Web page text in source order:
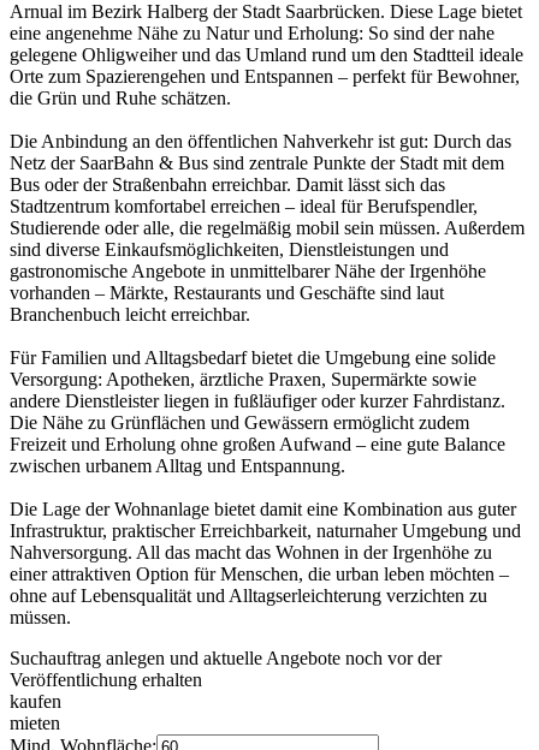
Arnual im Bezirk Halberg der Stadt Saarbrücken. Diese Lage bietet
eine angenehme Nähe zu Natur und Erholung: So sind der nahe
gelegene Ohligweiher und das Umland rund um den Stadtteil ideale
Orte zum Spazierengehen und Entspannen – perfekt für Bewohner,
die Grün und Ruhe schätzen.
Die Anbindung an den öffentlichen Nahverkehr ist gut: Durch das
Netz der SaarBahn & Bus sind zentrale Punkte der Stadt mit dem
Bus oder der Straßenbahn erreichbar. Damit lässt sich das
Stadtzentrum komfortabel erreichen – ideal für Berufspendler,
Studierende oder alle, die regelmäßig mobil sein müssen. Außerdem
sind diverse Einkaufsmöglichkeiten, Dienstleistungen und
gastronomische Angebote in unmittelbarer Nähe der Irgenhöhe
vorhanden – Märkte, Restaurants und Geschäfte sind laut
Branchenbuch leicht erreichbar.
Für Familien und Alltagsbedarf bietet die Umgebung eine solide
Versorgung: Apotheken, ärztliche Praxen, Supermärkte sowie
andere Dienstleister liegen in fußläufiger oder kurzer Fahrdistanz.
Die Nähe zu Grünflächen und Gewässern ermöglicht zudem
Freizeit und Erholung ohne großen Aufwand – eine gute Balance
zwischen urbanem Alltag und Entspannung.
Die Lage der Wohnanlage bietet damit eine Kombination aus guter
Infrastruktur, praktischer Erreichbarkeit, naturnaher Umgebung und
Nahversorgung. All das macht das Wohnen in der Irgenhöhe zu
einer attraktiven Option für Menschen, die urban leben möchten –
ohne auf Lebensqualität und Alltagserleichterung verzichten zu
müssen.
Suchauftrag anlegen und aktuelle Angebote noch vor der
Veröffentlichung erhalten
kaufen
mieten